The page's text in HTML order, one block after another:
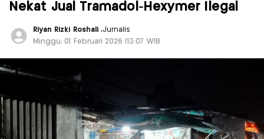
Nekat Jual Tramadol-Hexymer Ilegal
Riyan Rizki Roshali ,Jurnalis
Minggu, 01 Februari 2026 |13:07 WIB